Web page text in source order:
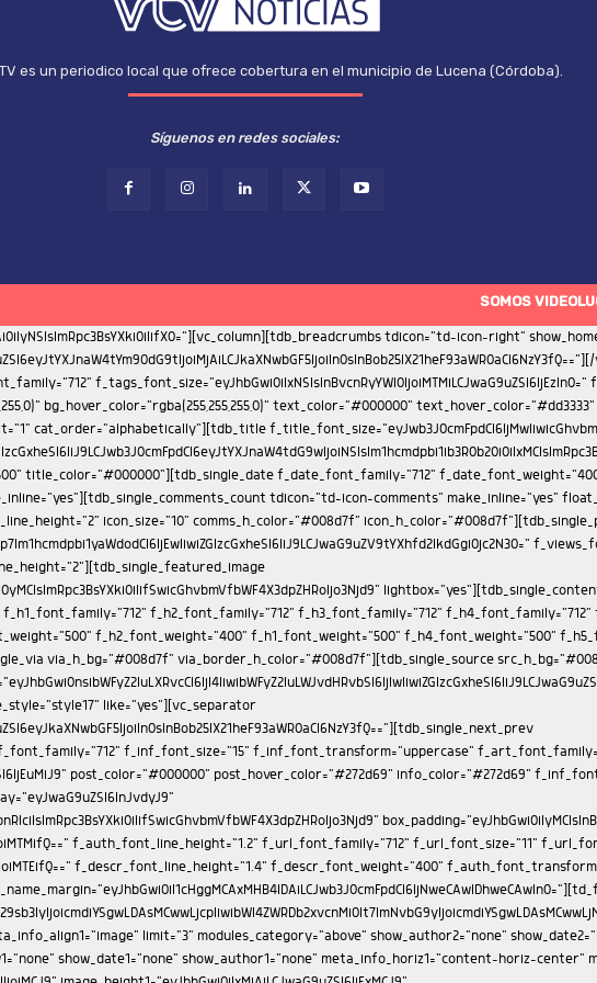
es un periodico local que ofrece cobertura en el municipio de Lucena (Córdoba).
Síguenos en redes sociales:
SOMOS
tdc_css="eyJwaG9uZSI6eyJjb250ZW50LWgtYWxpZ24iOiJjb250ZW50LWhvcml6LWNlbnRlciIsImRpc3BsYXkiOiIifSwicGhvbmVfbWF4X3dpZHRoIjo3Njd9" box_padding="eyJhbGwiOiIyMCIsInBvcnRyYWl0IjoiMTUifQ==" f_auth_font_family="712" f_auth_font_weight="500" f_auth_font_size="eyJhbGwiOiIxNSIsInBvcnRyYWl0IjoiMTMifQ==" f_auth_font_line_height="1.2" f_url_font_family="712" f_url_font_size="11" f_url_font_weight="400" f_url_font_line_height="1" f_descr_font_family="712" f_descr_font_size="eyJhbGwiOiIxMyIsInBvcnRyYWl0IjoiMTEifQ==" f_descr_font_line_height="1.4" f_descr_font_weight="400" f_auth_font_transform="capitalize" photo_space="eyJhbGwiOiIyMCIsInBvcnRyYWl0IjoiMTUiLCJwaG9uZSI6IjIwIn0=" add_name_margin="eyJhbGwiOiI1cHggMCAxMHB4IDAiLCJwb3J0cmFpdCI6IjNweCAwIDhweCAwIn0="][td_flex_block_4 image_align="center" meta_info_align="bottom" color_overlay="eyJ0eXBlIjoiZ3JhZGllbnQiLCJjb2xvcjEiOiJyZ2JhKDAsMCwwLDApIiwiY29sb3IyIjoicmdiYSgwLDAsMCwwLjcpIiwibWl4ZWRDb2xvcnMiOlt7ImNvbG9yIjoicmdiYSgwLDAsMCwwLjMpIiwicGVyY2VudGFnZSI6MzV9LHsiY29sb3IiOiJyZ2JhKDAsMCwwLDApIiwicGVyY2VudGFnZSI6NTB9XSwiY3NzIjoiYmFja2dyb3VuZDogLXdlYmtpdC1saW5lYXItZ3JhZGllbnQoMGRlZyxyZ2JhKDAsMCwwLDAuNykscmdiYSgwLDAsMCwwLjMpIDM1JSxyZ2JhKDAsMCwwLDApIDUwJSxyZ2JhKDAsMCwwLDApKTtiYWNrZ3JvdW5kOiBsaW5lYXItZ3JhZGllbnQoMGRlZyxyZ2JhKDAsMCwwLDAuNykscmdiYSgwLDAsMCwwLjMpIDM1JSxyZ2JhKDAsMCwwLDApIDUwJSxyZ2JhKDAsMCwwLDApKTsiLCJjc3NQYXJhbXMiOiIwZGVnLHJnYmEoMCwwLDAsMC43KSxyZ2JhKDAsMCwwLDAuMykgMzUlLHJnYmEoMCwwLDAsMCkgNTAlLHJnYmEoMCwwLDAsMCkifQ==" image_margin="0" modules_on_row="33.33333333%" columns="33.33333333%" meta_info_align1="image" limit="3" modules_category="above" show_author2="none" show_date2="none" show_review2="none" show_com2="none" show_excerpt2="none" show_excerpt1="none" show_com1="none" show_review1="none" show_date1="none" show_author1="none" meta_info_horiz1="content-horiz-center" modules_space1="eyJhbGwiOiIwIiwicGhvbmUiOiIzIn0=" columns_gap="eyJhbGwiOiI1IiwicG9ydHJhaXQiOiIzIiwibGFuZHNjYXBlIjoiNCIsInBob25lIjoiMCJ9" image_height1="eyJhbGwiOiIxMjAiLCJwaG9uZSI6IjExMCJ9" meta_padding1="eyJhbGwiOiIxNXB4IDEwcHgiLCJwb3J0cmFpdCI6IjEwcHggNXB4IiwibGFuZHNjYXBlIjoiMTJweCA4cHgifQ==" art_title1="eyJhbGwiOiIxMHB4IDAgMCAwIiwicG9ydHJhaXQiOiI2cHggMCAwIDAiLCJsYW5kc2NhcGUiOiI4cHggMCAwIDAifQ==" cat_bg="rgba(255,255,255,0)" cat_bg_hover="rgba(255,255,255,0)" title_txt="#ffffff" all_underline_color1="" f_title1_font_family="712" f_title1_font_line_height="1.2" f_title1_font_size="eyJhbGwiOiIxNSIsInBvcnRyYWl0IjoiMTEiLCJwaG9uZSI6IjE3In0=" f_title1_font_weight="500" f_title1_font_transform="" f_cat1_font_transform="uppercase" f_cat1_font_size="eyJhbGwiOiIxMSIsInBob25lIjoiMTMifQ==" f_cat1_font_weight="500" f_cat1_font_family="712" modules_category_padding1="0" category_id="" ajax_pagination="next_prev" f_more_font_family="" f_more_font_transform="" f_more_font_weight="" sort="" tdc_css="eyJhbGwiOnsiZGlzcGxheSI6IiJ9LCJwb3J0cmFpdCI6eyJkaXNwbGF5IjoiIn0sInBvcnRyYWl0X21heF93aWR0aCI6MTAxOCwicG9ydHJhaXRfbWluX3dpZHRoIjo3NjgsInBob25lIjp7Im1hcmdpbi1ib3R0b20iOiI0MCIsImRpc3BsYXkiOiIifSwicGhvbmVfbWF4X3dpZHRoIjo3Njd9" custom_title="ARTICULOS RELACIONADOS" block_template_id="td_block_template_8" image_size="" cat_txt="#ffffff" border_color="#272d69" f_header_font_family="712" f_header_font_size="eyJhbGwiOiIxNyIsInBvcnRyYWl0IjoiMTUifQ==" f_header_font_transform="uppercase" f_header_font_weight="500" mix_type_h="color" mix_color_h="rgba(112,204,63,0.3)" pag_h_bg="#85c442" pag_h_border="#85c442" title_tag="h2"][tdb_single_comments block_template_id="td_block_template_8" border_color="#272d69" f_header_font_size="eyJhbGwiOiIxNyIsInBvcnRyYWl0IjoiMTUifQ==" f_header_font_weight="500" f_header_font_transform="uppercase" f_header_font_family="712" f_auth_font_family="712" f_auth_font_transform="capitalize" f_auth_font_weight="500" f_auth_font_size="eyJhbGwiOiIxNSIsInBvcnRyYWl0IjoiMTMifQ==" f_meta_font_family="712" f_meta_font_size="11" f_meta_font_weight="400" f_descr_font_family="712" f_descr_font_size="13" f_descr_font_weight="400" f_reply_font_family="712" f_reply_font_transform="uppercase" f_frm_title_font_family="712" f_frm_title_font_weight="500" f_frm_title_font_size="eyJhbGwiOiIxNSIsInBvcnRyYWl0IjoiMTMifQ==" f_frm_title_font_transform="uppercase" f_input_font_family="712" f_input_font_size="13" f_btn_font_family="712" f_btn_font_weight="400" f_btn_font_transform="uppercase" f_btn_font_size="13" f_agreement_font_family="712" f_agreement_font_size="13" f_agreement_font_weight="400" f_input_font_weight="400" f_reply_font_weight="400" f_agreement_font_line_height="1.2" auth_h_color="#272d69" reply_h_color="#000000" form_layout="1"